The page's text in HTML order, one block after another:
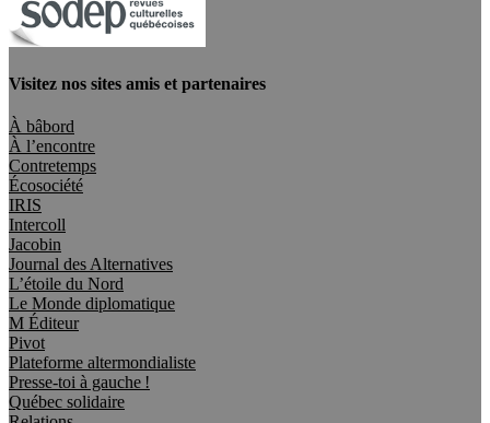
Visitez nos sites amis et partenaires
À bâbord
À l’encontre
Contretemps
Écosociété
IRIS
Intercoll
Jacobin
Journal des Alternatives
L’étoile du Nord
Le Monde diplomatique
M Éditeur
Pivot
Plateforme altermondialiste
Presse-toi à gauche !
Québec solidaire